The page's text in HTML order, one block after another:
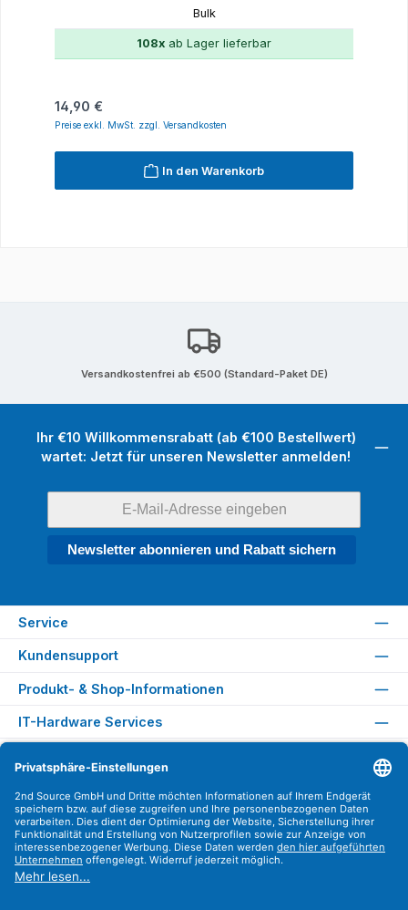
Bulk
108x ab Lager lieferbar
Regulärer Preis:
14,90 €
Preise exkl. MwSt. zzgl. Versandkosten
In den Warenkorb
Versandkostenfrei ab €500 (Standard-Paket DE)
Ihr €10 Willkommensrabatt (ab €100 Bestellwert)
wartet: Jetzt für unseren Newsletter anmelden!
Newsletter abonnieren und Rabatt sichern
Service
Kundensupport
Produkt- & Shop-Informationen
IT-Hardware Services
Versandarten
Zahlungsarten
Sicher Einkaufen
Find us on